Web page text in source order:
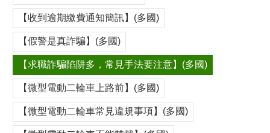
【收到逾期繳費通知簡訊】(多國)
【假警是真詐騙】(多國)
【求職詐騙陷阱多，常見手法要注意】(多國)
【微型電動二輪車上路前】(多國)
【微型電動二輪車常見違規事項】(多國)